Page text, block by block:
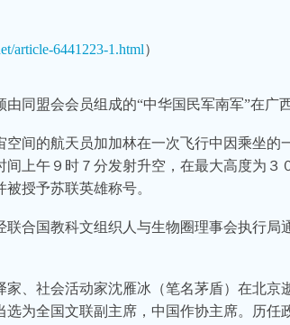
article-6441223-1.html）
同盟会会员组成的“中华国民军南军”在广
间的航天员加加林在一次飞行中因乘坐
上午９时７分发射升空，在最大高度为
授予苏联英雄称号。
联合国教科文组织人与生物圈理事会执行
家、社会活动家沈雁冰（笔名茅盾）在北
为全国文联副主席，中国作协主席。历